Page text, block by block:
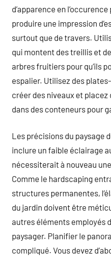
d’apparence en
produire une impression
surtout que de travers.
qui montent des treillis et
arbres fruitiers pour qu’ils
espalier. Utilisez des
créer des niveaux et
dans des conteneurs pour
Les précisions du paysage
inclure un faible éclairage
nécessiterait à nouveau
Comme le hardscaping
structures permanentes,
du jardin doivent être
autres éléments employés
paysager. Planifier le
compliqué. Vous devez